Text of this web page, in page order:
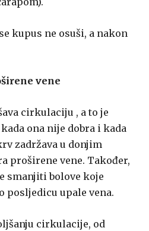
kupus ne osuši, a nakon
vene
cirkulaciju , a to je
ona nije dobra i kada
zadržava u donjim
proširene vene. Također,
smanjiti bolove koje
posljedicu upale vena.
cirkulacije, od